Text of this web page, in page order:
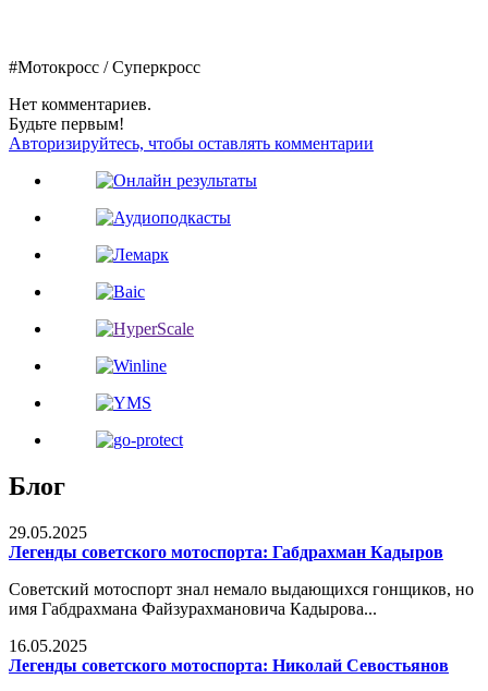
#Мотокросс / Суперкросс
Нет комментариев.
Будьте первым!
Авторизируйтесь, чтобы оставлять комментарии
Блог
29.05.2025
Легенды советского мотоспорта: Габдрахман Кадыров
Советский мотоспорт знал немало выдающихся гонщиков, но
имя Габдрахмана Файзурахмановича Кадырова...
16.05.2025
Легенды советского мотоспорта: Николай Севостьянов